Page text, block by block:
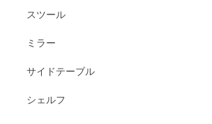
スツール
ミラー
サイドテーブル
シェルフ